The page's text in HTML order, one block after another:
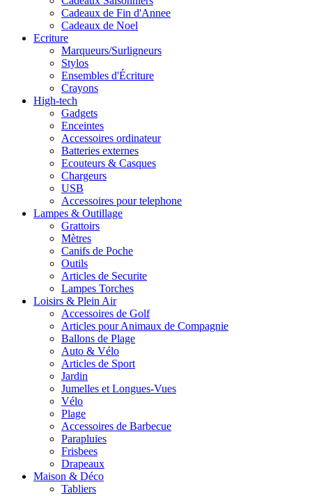
Cadeaux de Fin d'Annee
Cadeaux de Noel
Ecriture
Marqueurs/Surligneurs
Stylos
Ensembles d'Écriture
Crayons
High-tech
Gadgets
Enceintes
Accessoires ordinateur
Batteries externes
Ecouteurs & Casques
Chargeurs
USB
Accessoires pour telephone
Lampes & Outillage
Grattoirs
Mètres
Canifs de Poche
Outils
Articles de Securite
Lampes Torches
Loisirs & Plein Air
Accessoires de Golf
Articles pour Animaux de Compagnie
Ballons de Plage
Auto & Vélo
Articles de Sport
Jardin
Jumelles et Longues-Vues
Vélo
Plage
Accessoires de Barbecue
Parapluies
Frisbees
Drapeaux
Maison & Déco
Tabliers